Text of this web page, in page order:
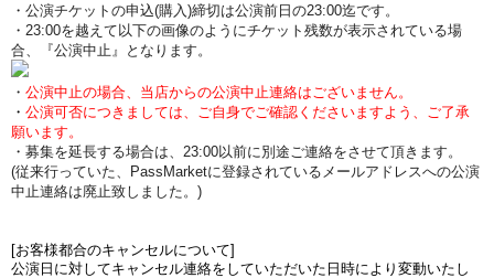
・公演チケットの申込(購入)締切は公演前日の23:00迄です。
・23:00を越えて以下の画像のようにチケット残数が表示されている場
合、『公演中止』となります。
・ 公演中止の場合、当店からの公演中止連絡はございません。
・ 公演可否につきましては、ご自身でご確認くださいますよう、ご了承
願います。
・募集を延長する場合は、23:00以前に別途ご連絡をさせて頂きます。
(従来行っていた、PassMarketに登録されているメールアドレスへの公演
中止連絡は廃止致しました。)
[お客様都合のキャンセルについて]
公演日に対してキャンセル連絡をしていただいた日時により変動いたし